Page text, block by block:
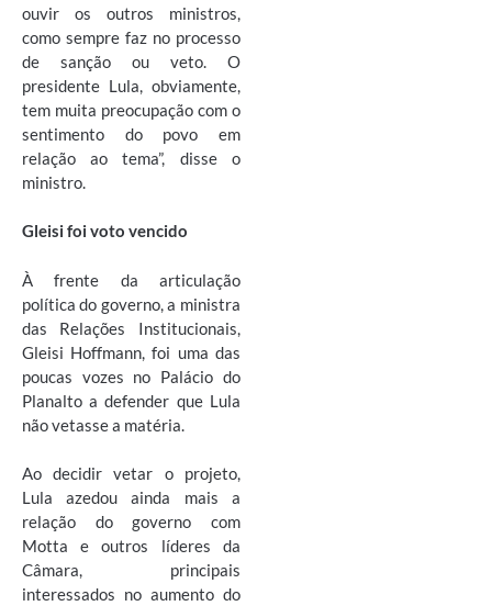
ouvir os outros ministros,
como sempre faz no processo
de sanção ou veto. O
presidente Lula, obviamente,
tem muita preocupação com o
sentimento do povo em
relação ao tema”, disse o
ministro.
Gleisi foi voto vencido
À frente da articulação
política do governo, a ministra
das Relações Institucionais,
Gleisi Hoffmann, foi uma das
poucas vozes no Palácio do
Planalto a defender que Lula
não vetasse a matéria.
Ao decidir vetar o projeto,
Lula azedou ainda mais a
relação do governo com
Motta e outros líderes da
Câmara, principais
interessados no aumento do